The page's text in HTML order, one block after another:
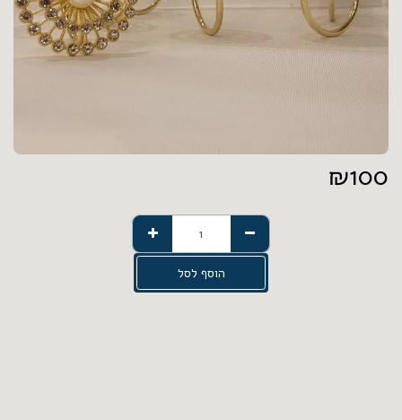
₪100
הוסף לסל